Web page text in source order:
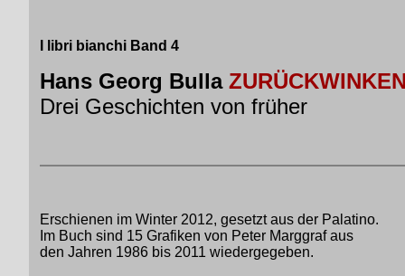
I libri bianchi Band 4
Hans Georg Bulla
Drei Geschichten von früher
Erschienen im Winter 2012, gesetzt aus der Palatino.
Im Buch sind 15 Grafiken von Peter Marggraf aus
den Jahren 1986 bis 2011 wiedergegeben.